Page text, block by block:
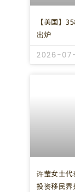
【美国】
出炉
2026-
许莹女士
投资移民